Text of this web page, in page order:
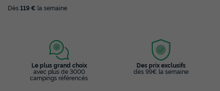
Dès119 € la semaine
Le plus grand choix
avec plus de 3000
campings référencés
Des prix exclusifs
dès 99€ la semaine